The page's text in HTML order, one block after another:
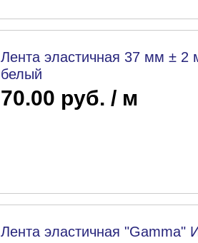
Лента эластичная 37 мм ± 2
белый
70.00 руб. / м
Лента эластичная